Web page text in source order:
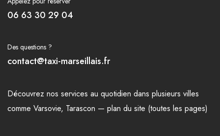
06 63 30 29 04
Des questions ?
contact@taxi-marseillais.fr
Découvrez nos services au quotidien dans plusieurs villes
comme Varsovie, Tarascon — plan du site (toutes les pages)